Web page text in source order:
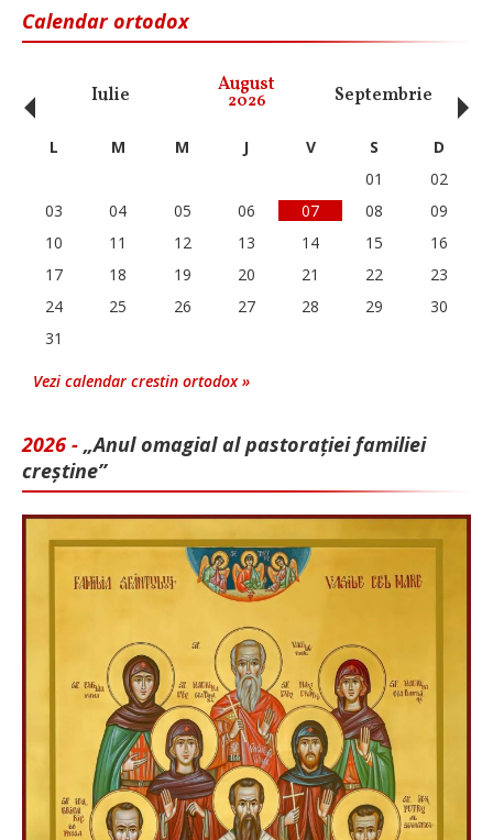
Calendar ortodox
Iulie August
2026 Septembrie
‹ L M M J V S
D
01
02
03
04 05 06 07 08
09
10
11 12 13 14 15
16
17
18 19 20 21 22
23
24
25 26 27 28 29
30
31
Vezi calendar crestin ortodox »
2026 - „Anul omagial al pastorației familiei
creștine”